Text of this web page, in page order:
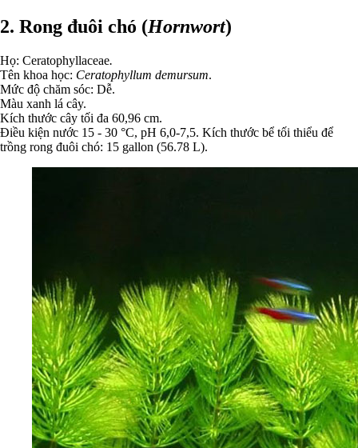
2. Rong đuôi chó (Hornwort)
Họ: Ceratophyllaceae.
Tên khoa học: Ceratophyllum demursum.
Mức độ chăm sóc: Dễ.
Màu xanh lá cây.
Kích thước cây tối đa 60,96 cm.
Điều kiện nước 15 - 30 °C, pH 6,0-7,5. Kích thước bể tối thiểu để
trồng rong đuôi chó: 15 gallon (56.78 L).